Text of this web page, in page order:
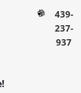
439-
237-
937